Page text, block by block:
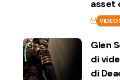
asset
Glen
di
di